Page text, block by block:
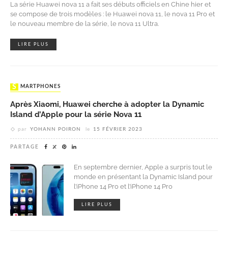
La série Huawei nova 11 a fait ses débuts officiels en Chine hier et
se compose de trois modèles : le Huawei nova 11, le nova 11 Pro et
le nouveau membre de la série, le nova 11 Ultra.
LIRE PLUS
SMARTPHONES
Après Xiaomi, Huawei cherche à adopter la Dynamic
Island d’Apple pour la série Nova 11
par YOHANN POIRON le 15 FÉVRIER 2023
PARTAGE
En septembre dernier, Apple a surpris tout le
monde en présentant la Dynamic Island pour
l’iPhone 14 Pro et l’iPhone 14 Pro
LIRE PLUS